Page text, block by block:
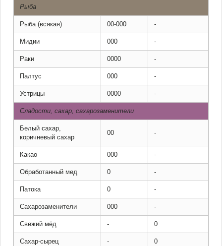
Рыба
Рыба (всякая) 00-000 -
Мидии 000 -
Раки 0000 -
Палтус 000 -
Устрицы 0000 -
Сладости, сахар, сахарозаменители
Белый сахар,
коричневый сахар
00 -
Какао 000 -
Обработанный мед 0 -
Патока 0 -
Сахарозаменители 000 -
Свежий мёд - 0
Сахар-сырец - 0